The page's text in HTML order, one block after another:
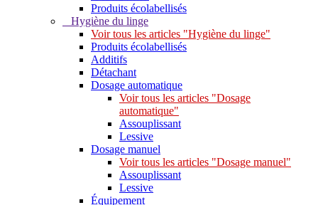
Produits écolabellisés
Hygiène du linge
Voir tous les articles "Hygiène du linge"
Produits écolabellisés
Additifs
Détachant
Dosage automatique
Voir tous les articles "Dosage
automatique"
Assouplissant
Lessive
Dosage manuel
Voir tous les articles "Dosage manuel"
Assouplissant
Lessive
Équipement